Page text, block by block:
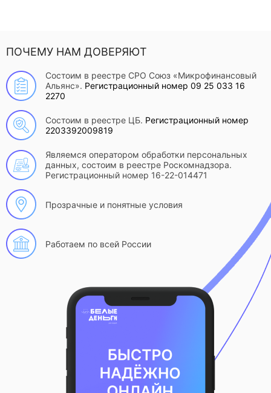
ПОЧЕМУ НАМ ДОВЕРЯЮТ
Состоим в реестре СРО Союз «Микрофинансовый
Альянс». Регистрационный номер 09 25 033 16
2270
Состоим в реестре ЦБ. Регистрационный номер
2203392009819
Являемся оператором обработки персональных
данных, состоим в реестре Роскомнадзора.
Регистрационный номер 16-22-014471
Прозрачные и понятные условия
Работаем по всей России